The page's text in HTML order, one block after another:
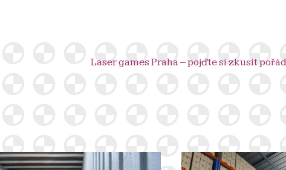
Laser games Praha – pojďte si zkusit